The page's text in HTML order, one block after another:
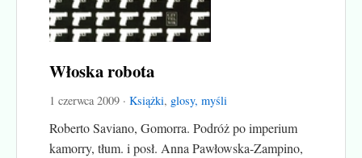
Włoska robota
1 czerwca 2009 · Książki, glosy, myśli
Roberto Saviano, Gomorra. Podróż po imperium
kamorry, tłum. i posł. Anna Pawłowska-Zampino,